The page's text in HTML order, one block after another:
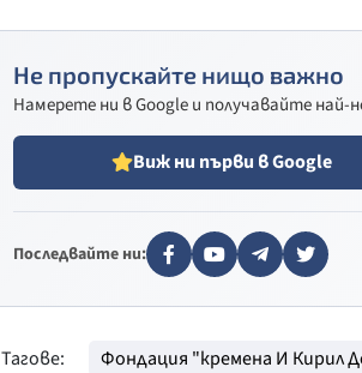
Не пропускайте нищо важно
Намерете ни в Google и получавайте
Виж ни първи в Google
Последвайте ни:
Тагове: Фондация "кремена И Кирил